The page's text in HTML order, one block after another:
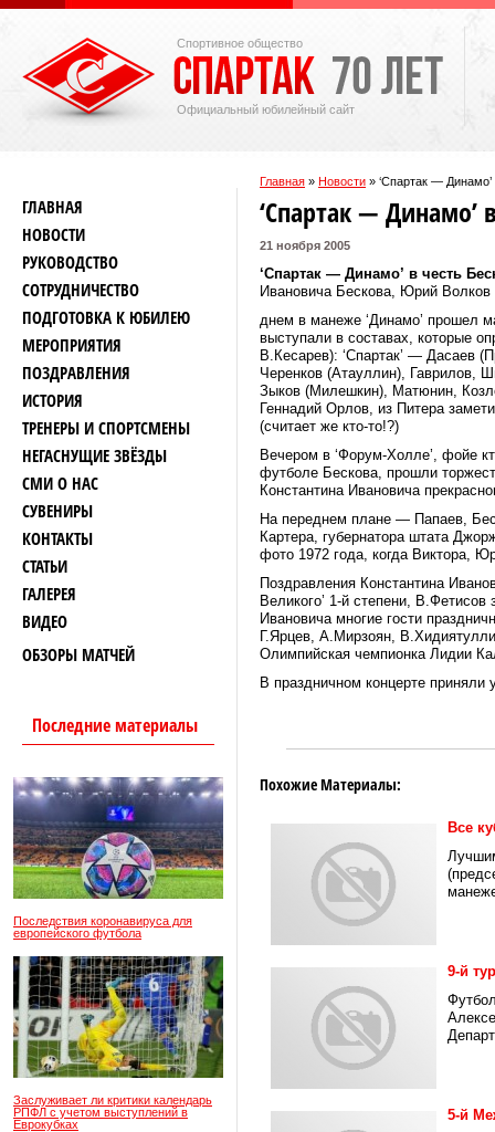
Спортивное общество
Официальный юбилейный сайт
Главная » Новости » ‘Спартак —
ГЛАВНАЯ
НОВОСТИ
РУКОВОДСТВО
СОТРУДНИЧЕСТВО
ПОДГОТОВКА К ЮБИЛЕЮ
МЕРОПРИЯТИЯ
ПОЗДРАВЛЕНИЯ
ИСТОРИЯ
ТРЕНЕРЫ И СПОРТСМЕНЫ
НЕГАСНУЩИЕ ЗВЁЗДЫ
СМИ О НАС
СУВЕНИРЫ
КОНТАКТЫ
СТАТЬИ
ГАЛЕРЕЯ
ВИДЕО
ОБЗОРЫ МАТЧЕЙ
Последние материалы
Последствия коронавируса для
европейского футбола
Заслуживает ли критики календарь
РПФЛ с учетом выступлений в
Еврокубках
‘Спартак — Динамо’
21 ноября 2005
‘Спартак — Динамо’ в честь
Ивановича Бескова, Юрий
днем в манеже ‘Динамо’ прошел
выступали в составах, которые
В.Кесарев): ‘Спартак’ — Дасаев
Черенков (Атауллин), Гаврилов,
Зыков (Милешкин), Матюнин,
Геннадий Орлов, из Питера
(считает же кто-то!?)
Вечером в ‘Форум-Холле’, фойе
футболе Бескова, прошли
Константина Ивановича
На переднем плане — Папаев,
Картера, губернатора штата
фото 1972 года, когда Виктора,
Поздравления Константина
Великого’ 1-й степени,
Ивановича многие гости
Г.Ярцев, А.Мирзоян,
Олимпийская чемпионка Лидии
В праздничном концерте приняли
Похожие Материалы:
Все
9-й
5-й